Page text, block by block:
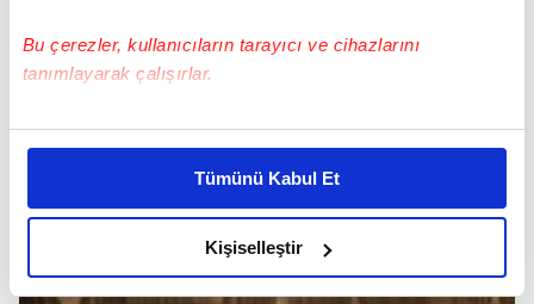
Bu çerezler, kullanıcıların tarayıcı ve cihazlarını
tanımlayarak çalışırlar.
Bu çerezlere izin vermeniz halinde sizlere özel
daha iyi reklam deneyimi yaşatabiliriz. Bunu yaparken
amacımızın size daha iyi bir reklam deneyimi sunmak
olduğunu ve sizlere en iyi içerikleri sunabilmek adına
elimizden gelen çabayı gösterdiğimizi ve bu noktada,
Tümünü Kabul Et
Kişiselleştir